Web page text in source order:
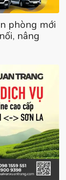
phòng mới
nâng